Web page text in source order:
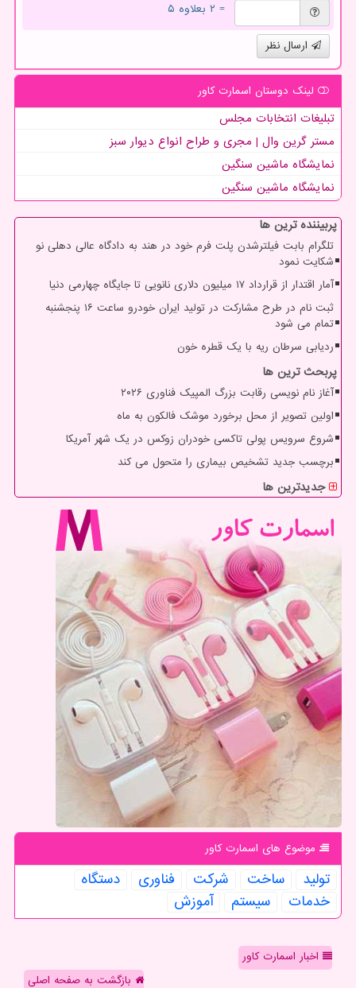
= ۲ بعلاوه ۵
ارسال نظر
لینک دوستان اسمارت كاور
تبلیغات انتخابات مجلس
مستر گرین وال | مجری و طراح انواع دیوار سبز
نمایشگاه ماشین سنگین
نمایشگاه ماشین سنگین
پربیننده ترین ها
تلگرام بابت فیلترشدن پلت فرم خود در هند به دادگاه عالی دهلی نو
شکایت نمود
آمار اقتدار از قرارداد ۱۷ میلیون دلاری نانویی تا جایگاه چهارمی دنیا
ثبت نام در طرح مشارکت در تولید ایران خودرو ساعت ۱۶ پنجشنبه
تمام می شود
ردیابی سرطان ریه با یک قطره خون
پربحث ترین ها
آغاز نام نویسی رقابت بزرگ المپیک فناوری ۲۰۲۶
اولین تصویر از محل برخورد موشک فالکون به ماه
شروع سرویس پولی تاکسی خودران زوکس در یک شهر آمریکا
برچسب جدید تشخیص بیماری را متحول می کند
جدیدترین ها
موضوع های اسمارت كاور
تولید ساخت شركت فناوری
دستگاه
خدمات
سیستم آموزش
اخبار اسمارت کاور
بازگشت به صفحه اصلی